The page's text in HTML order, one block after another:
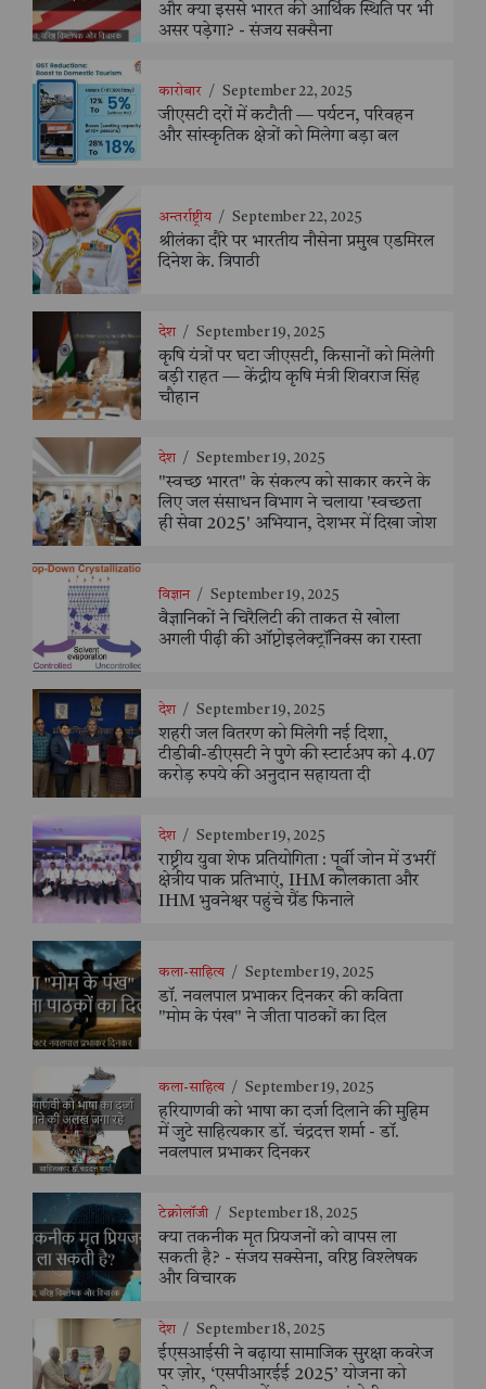
और क्या इससे भारत की आर्थिक स्थिति पर भी
असर पड़ेगा? - संजय सक्सैना
कारोबार / September 22, 2025
जीएसटी दरों में कटौती — पर्यटन, परिवहन
और सांस्कृतिक क्षेत्रों को मिलेगा बड़ा बल
अन्तर्राष्ट्रीय / September 22, 2025
श्रीलंका दौरे पर भारतीय नौसेना प्रमुख एडमिरल
दिनेश के. त्रिपाठी
देश / September 19, 2025
कृषि यंत्रों पर घटा जीएसटी, किसानों को मिलेगी
बड़ी राहत — केंद्रीय कृषि मंत्री शिवराज सिंह
चौहान
देश / September 19, 2025
"स्वच्छ भारत" के संकल्प को साकार करने के
लिए जल संसाधन विभाग ने चलाया 'स्वच्छता
ही सेवा 2025' अभियान, देशभर में दिखा जोश
विज्ञान / September 19, 2025
वैज्ञानिकों ने चिरैलिटी की ताकत से खोला
अगली पीढ़ी की ऑप्टोइलेक्ट्रॉनिक्स का रास्ता
देश / September 19, 2025
शहरी जल वितरण को मिलेगी नई दिशा,
टीडीबी-डीएसटी ने पुणे की स्टार्टअप को 4.07
करोड़ रुपये की अनुदान सहायता दी
देश / September 19, 2025
राष्ट्रीय युवा शेफ प्रतियोगिता : पूर्वी जोन में उभरीं
क्षेत्रीय पाक प्रतिभाएं, IHM कोलकाता और
IHM भुवनेश्वर पहुंचे ग्रैंड फिनाले
कला-साहित्य / September 19, 2025
डॉ. नवलपाल प्रभाकर दिनकर की कविता
"मोम के पंख" ने जीता पाठकों का दिल
कला-साहित्य / September 19, 2025
हरियाणवी को भाषा का दर्जा दिलाने की मुहिम
में जुटे साहित्यकार डॉ. चंद्रदत्त शर्मा - डॉ.
नवलपाल प्रभाकर दिनकर
टेक्नोलॉजी / September 18, 2025
क्या तकनीक मृत प्रियजनों को वापस ला
सकती है? - संजय सक्सेना, वरिष्ठ विश्लेषक
और विचारक
देश / September 18, 2025
ईएसआईसी ने बढ़ाया सामाजिक सुरक्षा कवरेज
पर ज़ोर, ‘एसपीआरईई 2025’ योजना को